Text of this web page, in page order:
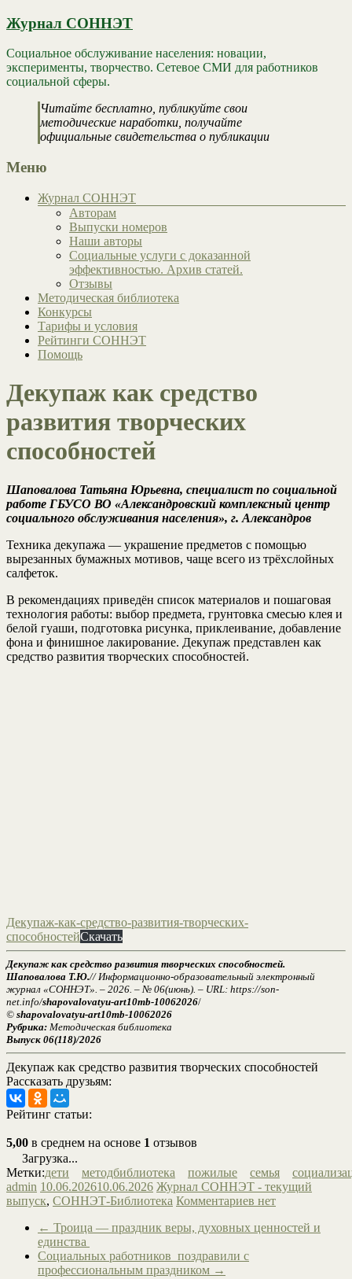
Журнал СОННЭТ
Социальное обслуживание населения: новации,
эксперименты, творчество. Сетевое СМИ для работников
социальной сферы.
Читайте бесплатно, публикуйте свои
методические наработки, получайте
официальные свидетельства о публикации
Меню
Журнал СОННЭТ
Авторам
Выпуски номеров
Наши авторы
Социальные услуги с доказанной
эффективностью. Архив статей.
Отзывы
Методическая библиотека
Конкурсы
Тарифы и условия
Рейтинги СОННЭТ
Помощь
Декупаж как средство
развития творческих
способностей
Шаповалова Татьяна Юрьевна, специалист по социальной
работе ГБУСО ВО «Александровский комплексный центр
социального обслуживания населения», г. Александров
Техника декупажа — украшение предметов с помощью
вырезанных бумажных мотивов, чаще всего из трёхслойных
салфеток.
В рекомендациях приведён список материалов и пошаговая
технология работы: выбор предмета, грунтовка смесью клея и
белой гуаши, подготовка рисунка, приклеивание, добавление
фона и финишное лакирование. Декупаж представлен как
средство развития творческих способностей.
Декупаж-как-средство-развития-творческих-
способностейСкачать
Декупаж как средство развития творческих способностей.
Шаповалова Т.Ю.// Информационно-образовательный электронный
журнал «СОННЭТ». – 2026. – № 06(июнь). – URL: https://son-
net.info/shapovalovatyu-art10mb-10062026/
© shapovalovatyu-art10mb-10062026
Рубрика: Методическая библиотека
Выпуск 06(118)/2026
Декупаж как средство развития творческих способностей
Рассказать друзьям:
Рейтинг статьи:
5,00 в среднем на основе 1 отзывов
Загрузка...
Метки:дети методбиблиотека пожилые семья
admin 10.06.202610.06.2026 Журнал СОННЭТ - текущий
выпуск, СОННЭТ-Библиотека Комментариев нет
← Троица — праздник веры, духовных ценностей и
единства
Социальных работников поздравили с
профессиональным праздником →